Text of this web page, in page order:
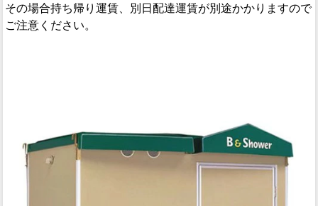
その場合持ち帰り運賃、別日配達運賃が別途かかりますので
ご注意ください。